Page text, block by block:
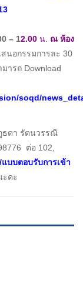
– 12.00 น. ณ ห้อง
สนอกรรมการละ 30
ารถ Download
soqd/
ดา รัตนวรรณี
ต่อ 102,
บบตอบรับการเข้า
ะคะ